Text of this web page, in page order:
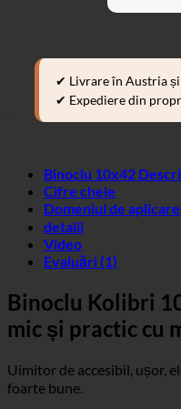
✔ Livrare în Austria
✔ Expediere din
Binoclu 10x42
Cifre cheie
Domeniul de
detalii
Video
Evaluări (1)
Binoclu Kolibri
mic și practic cu
Uimitor de accesibil, ușor,
foarte bune.